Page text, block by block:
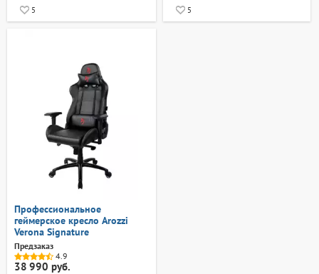
5 5
Профессиональное
геймерское кресло Arozzi
Verona Signature
Предзаказ
4.9
38 990 руб.